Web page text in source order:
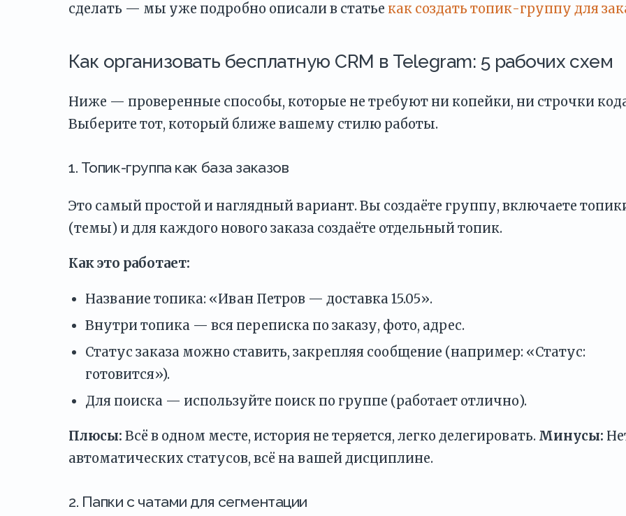
сделать — мы уже подробно описали в статье как создать топик-группу для
Как организовать бесплатную CRM в Telegram: 5 рабочих схем
Ниже — проверенные способы, которые не требуют ни копейки, ни строчки
Выберите тот, который ближе вашему стилю работы.
1. Топик-группа как база заказов
Это самый простой и наглядный вариант. Вы создаёте группу, включаете
(темы) и для каждого нового заказа создаёте отдельный топик.
Как это работает:
Название топика: «Иван Петров — доставка 15.05».
Внутри топика — вся переписка по заказу, фото, адрес.
Статус заказа можно ставить, закрепляя сообщение (например: «Статус:
готовится»).
Для поиска — используйте поиск по группе (работает отлично).
Плюсы: Всё в одном месте, история не теряется, легко делегировать. Минусы:
автоматических статусов, всё на вашей дисциплине.
2. Папки с чатами для сегментации